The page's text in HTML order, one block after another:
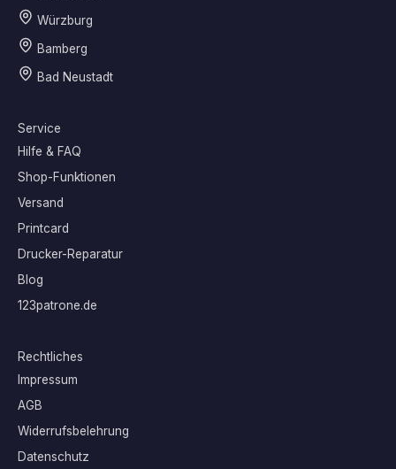
Würzburg
Bamberg
Bad Neustadt
Service
Hilfe & FAQ
Shop-Funktionen
Versand
Printcard
Drucker-Reparatur
Blog
123patrone.de
Rechtliches
Impressum
AGB
Widerrufsbelehrung
Datenschutz